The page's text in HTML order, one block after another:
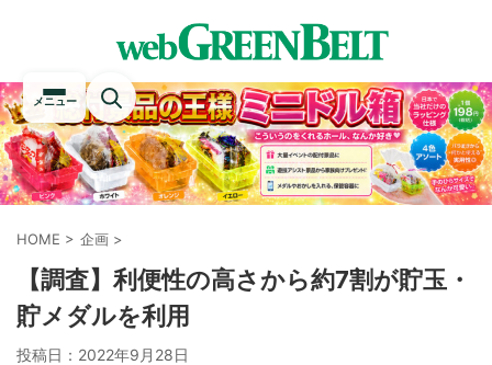
メニュー
HOME > 企画 >
【調査】利便性の高さから約7割が貯玉・
貯メダルを利用
投稿日： 2022年9月28日